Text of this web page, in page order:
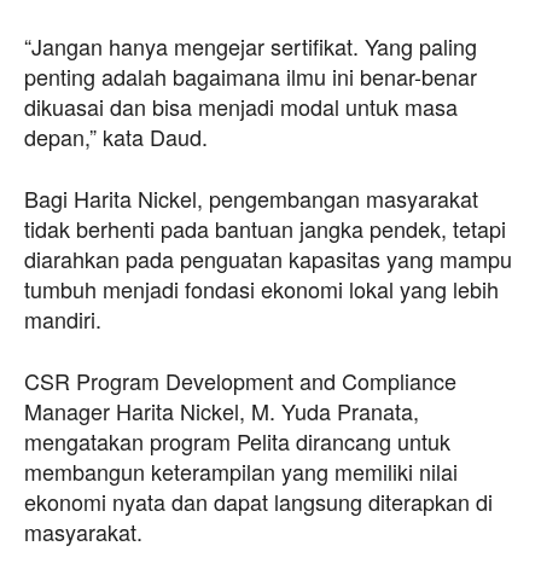
“Jangan hanya mengejar sertifikat. Yang paling
penting adalah bagaimana ilmu ini benar-benar
dikuasai dan bisa menjadi modal untuk masa
depan,” kata Daud.
Bagi Harita Nickel, pengembangan masyarakat
tidak berhenti pada bantuan jangka pendek, tetapi
diarahkan pada penguatan kapasitas yang mampu
tumbuh menjadi fondasi ekonomi lokal yang lebih
mandiri.
CSR Program Development and Compliance
Manager Harita Nickel, M. Yuda Pranata,
mengatakan program Pelita dirancang untuk
membangun keterampilan yang memiliki nilai
ekonomi nyata dan dapat langsung diterapkan di
masyarakat.